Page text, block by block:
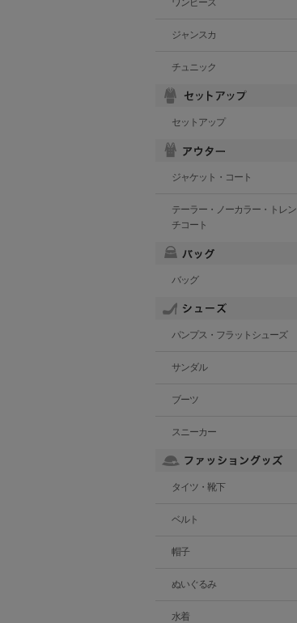
ワンピース
ジャンスカ
チュニック
セットアップ
ジャケット・コート
テーラー・ノーカラー・トレン
チコート
バッグ
パンプス・フラットシューズ
サンダル
ブーツ
スニーカー
タイツ・靴下
ベルト
帽子
ぬいぐるみ
水着